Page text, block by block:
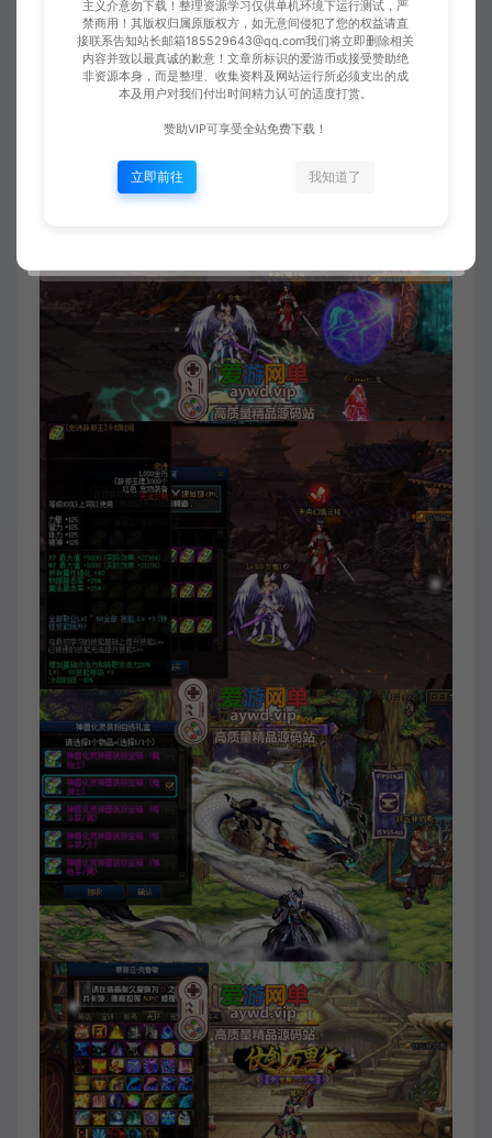
主义介意勿下载！整理资源学习仅供单机环境下运行测试，严
禁商用！其版权归属原版权方，如无意间侵犯了您的权益请直
接联系告知站长邮箱185529643@qq.com我们将立即删除相关
内容并致以最真诚的歉意！文章所标识的爱游币或接受赞助绝
非资源本身，而是整理、收集资料及网站运行所必须支出的成
本及用户对我们付出时间精力认可的适度打赏。
赞助VIP可享受全站免费下载！
立即前往 我知道了